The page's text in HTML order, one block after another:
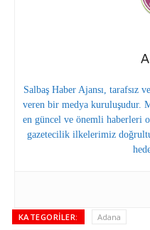
Salbaş Haber Ajansı, tarafsız
veren bir medya kuruluşudur.
en güncel ve önemli haberleri
gazetecilik ilkelerimiz
KATEGORILER: Adana